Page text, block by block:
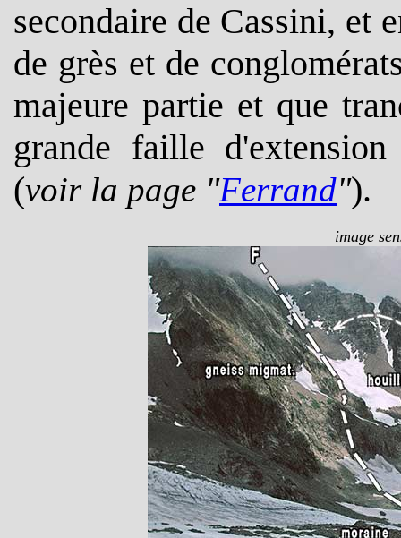
secondaire de Cassini, et
de grès et de
majeure partie et que
grande faille
(voir la page "Ferrand").
image